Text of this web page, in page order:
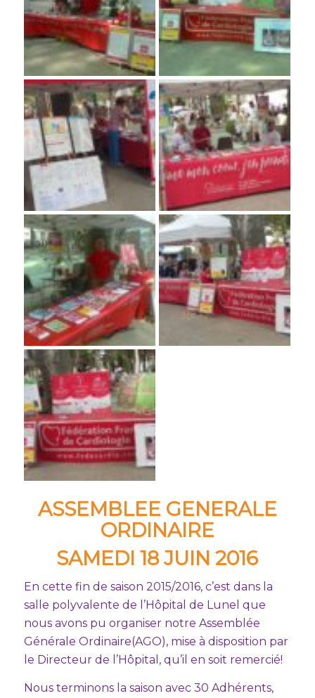
ASSEMBLEE GENERALE
ORDINAIRE
SAMEDI 18 JUIN 2016
En cette fin de saison 2015/2016, c’est dans la
salle polyvalente de l’Hôpital de Lunel que
nous avons pu organiser notre Assemblée
Générale Ordinaire(AGO), mise à disposition par
le Directeur de l’Hôpital, qu’il en soit remercié!
Nous terminons la saison avec 30 Adhérents,